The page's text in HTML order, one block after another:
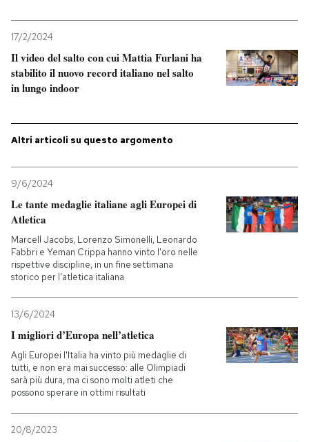
17/2/2024
Il video del salto con cui Mattia Furlani ha
stabilito il nuovo record italiano nel salto
in lungo indoor
Altri articoli su questo argomento
9/6/2024
Le tante medaglie italiane agli Europei di
Atletica
Marcell Jacobs, Lorenzo Simonelli, Leonardo
Fabbri e Yeman Crippa hanno vinto l'oro nelle
rispettive discipline, in un fine settimana
storico per l'atletica italiana
13/6/2024
I migliori d’Europa nell’atletica
Agli Europei l'Italia ha vinto più medaglie di
tutti, e non era mai successo: alle Olimpiadi
sarà più dura, ma ci sono molti atleti che
possono sperare in ottimi risultati
20/8/2023